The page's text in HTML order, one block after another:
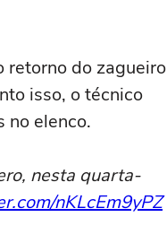
retorno do zagueiro
isso, o técnico
no elenco.
nesta quarta-
nKLcEm9yPZ